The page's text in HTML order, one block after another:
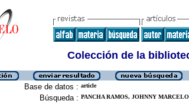
Colección de la
Base de datos : article
Búsqueda : PANCHA RAMOS, JOHNNY